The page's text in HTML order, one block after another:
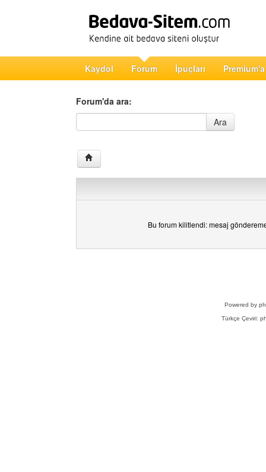
Kaydol Forum İpuçları
Forum'da ara:
Forum'da ara
Ara
Bu forum kilitlendi: mesaj
Powered by
Türkçe Çeviri: